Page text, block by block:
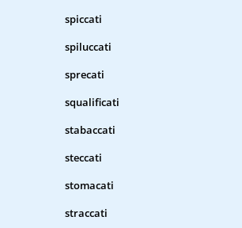
spiccati
spiluccati
sprecati
squalificati
stabaccati
steccati
stomacati
straccati